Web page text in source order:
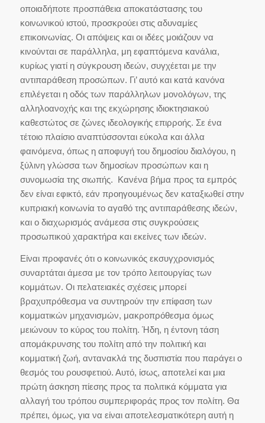
οποιαδήποτε προσπάθεια αποκατάστασης του
κοινωνικού ιστού, προσκρούει στις αδυναμίες
επικοινωνίας. Οι απόψεις και οι ιδέες μοιάζουν να
κινούνται σε παράλληλα, μη εφαπτόμενα κανάλια,
κυρίως γιατί η σύγκρουση ιδεών, συγχέεται με την
αντιπαράθεση προσώπων. Γι’ αυτό και κατά κανόνα
επιλέγεται η οδός των παράλληλων μονολόγων, της
αλληλοανοχής και της εκχώρησης ιδιοκτησιακού
καθεστώτος σε ζώνες ιδεολογικής επιρροής. Σε ένα
τέτοιο πλαίσιο αναπτύσσονται εύκολα και άλλα
φαινόμενα, όπως η αποφυγή του δημοσίου διαλόγου, η
ξύλινη γλώσσα των δημοσίων προσώπων και η
συνομωσία της σιωπής. Κανένα βήμα προς τα εμπρός
δεν είναι εφικτό, εάν προηγουμένως δεν καταξιωθεί στην
κυπριακή κοινωνία το αγαθό της αντιπαράθεσης ιδεών,
και ο διαχωρισμός ανάμεσα στις συγκρούσεις
προσωπικού χαρακτήρα και εκείνες των ιδεών.
Είναι προφανές ότι ο κοινωνικός εκσυγχρονισμός
συναρτάται άμεσα με τον τρόπο λειτουργίας των
κομμάτων. Οι πελατειακές σχέσεις μπορεί
βραχυπρόθεσμα να συντηρούν την επίφαση των
κομματικών μηχανισμών, μακροπρόθεσμα όμως
μειώνουν το κύρος του πολίτη. Ήδη, η έντονη τάση
απομάκρυνσης του πολίτη από την πολιτική και
κομματική ζωή, αντανακλά της δυσπιστία που παράγει ο
θεσμός του ρουσφετιού. Αυτό, ίσως, αποτελεί και μια
πρώτη άσκηση πίεσης προς τα πολιτικά κόμματα για
αλλαγή του τρόπου συμπεριφοράς προς τον πολίτη. Θα
πρέπει, όμως, για να είναι αποτελεσματικότερη αυτή η